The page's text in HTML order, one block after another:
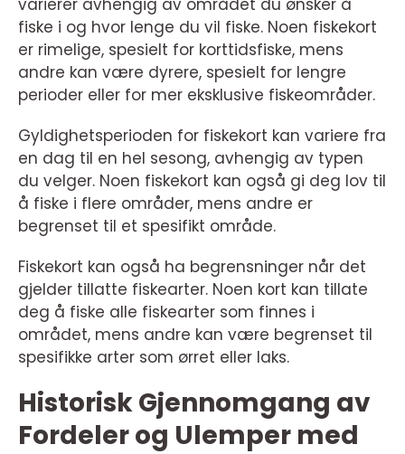
varierer avhengig av området du ønsker å
fiske i og hvor lenge du vil fiske. Noen fiskekort
er rimelige, spesielt for korttidsfiske, mens
andre kan være dyrere, spesielt for lengre
perioder eller for mer eksklusive fiskeområder.
Gyldighetsperioden for fiskekort kan variere fra
en dag til en hel sesong, avhengig av typen
du velger. Noen fiskekort kan også gi deg lov til
å fiske i flere områder, mens andre er
begrenset til et spesifikt område.
Fiskekort kan også ha begrensninger når det
gjelder tillatte fiskearter. Noen kort kan tillate
deg å fiske alle fiskearter som finnes i
området, mens andre kan være begrenset til
spesifikke arter som ørret eller laks.
Historisk Gjennomgang av
Fordeler og Ulemper med